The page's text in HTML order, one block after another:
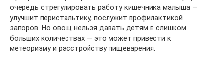
очередь отрегулировать работу кишечника малыша —
улучшит перистальтику, послужит профилактикой
запоров. Но овощ нельзя давать детям в слишком
больших количествах — это может привести к
метеоризму и расстройству пищеварения.